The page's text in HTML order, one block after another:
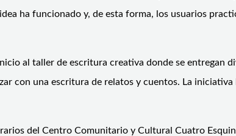
ha funcionado y, de esta forma, los usuarios
al taller de escritura creativa donde se entregan
con una escritura de relatos y cuentos. La
del Centro Comunitario y Cultural Cuatro